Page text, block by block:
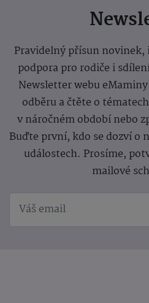
Pravidelný přísun novinek,
podpora pro rodiče i
Newsletter webu
odběru a čtěte o
v náročném období nebo
Buďte první, kdo se dozví o
událostech. Prosíme,
mailové